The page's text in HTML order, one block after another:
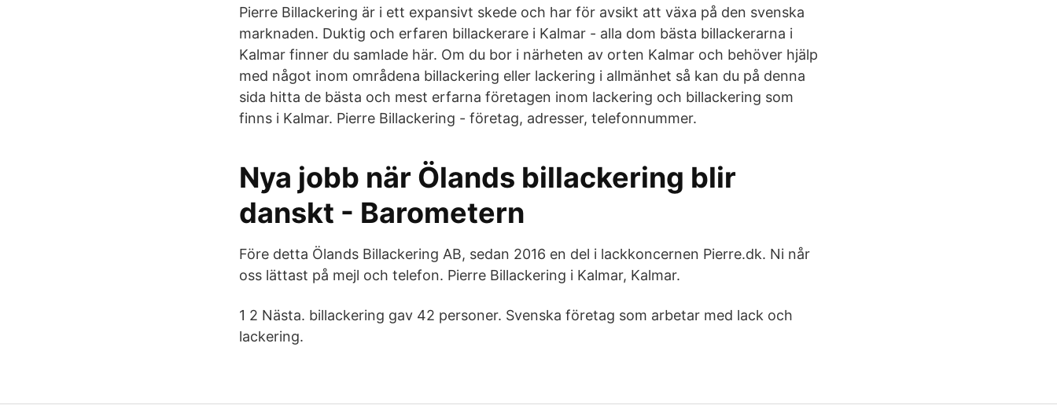
Pierre Billackering är i ett expansivt skede och har för avsikt att växa på den svenska
marknaden. Duktig och erfaren billackerare i Kalmar - alla dom bästa billackerarna i
Kalmar finner du samlade här. Om du bor i närheten av orten Kalmar och behöver hjälp
med något inom områdena billackering eller lackering i allmänhet så kan du på denna
sida hitta de bästa och mest erfarna företagen inom lackering och billackering som
finns i Kalmar. Pierre Billackering - företag, adresser, telefonnummer.
Nya jobb när Ölands billackering blir
danskt - Barometern
Före detta Ölands Billackering AB, sedan 2016 en del i lackkoncernen Pierre.dk. Ni når
oss lättast på mejl och telefon. Pierre Billackering i Kalmar, Kalmar.
1 2 Nästa. billackering gav 42 personer. Svenska företag som arbetar med lack och
lackering.